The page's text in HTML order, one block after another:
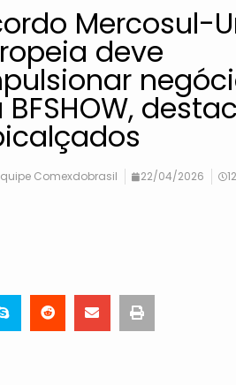
Mercosul-
deve
BFSHOW,
Comexdobrasil 22/04/2026